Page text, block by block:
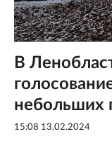
В
небольших
15:08 13.02.2024